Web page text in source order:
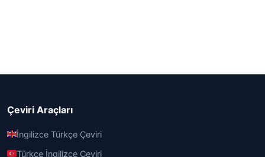
Çeviri Araçları
İngilizce Türkçe Çeviri
Türkçe İngilizce Çeviri